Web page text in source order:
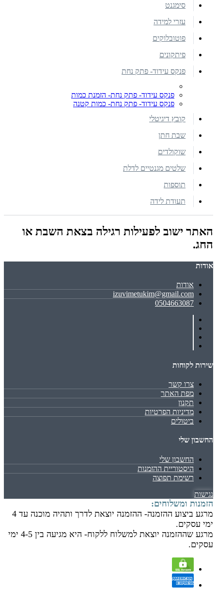
סימגנט
עזרי למידה
פוטובלוקים
פיתקונים
פנקס עידוד- פתק נחת
פנקס עידוד- פתק נחת- הזמנת כמות
פנקס עידוד- פתק נחת- כמות קטנה
קובץ דיגיטלי
שבת חתן
שוקולדים
שלטים מגנטיים לדלת
תוספות
תעודת לידה
האתר ישוב לפעילות רגילה בצאת השבת או
החג.
אודות
אודות
izuvimetukim@gmail.com
0504663087
שירות לקוחות
צרו קשר
מפת האתר
תקנון
מדיניות הפרטיות
ביטולים
החשבון שלי
החשבון שלי
היסטוריית ההזמנות
רשימת תפוצה
נגישות
הזמנות ומשלוחים:
מרגע ביצוע ההזמנה- ההזמנה יוצאת לדרך ותהיה מוכנה עד 4
ימי עסקים.
מרגע שההזמנה יוצאת למשלוח ללקוח- היא מגיעה בין 4-5 ימי
עסקים.